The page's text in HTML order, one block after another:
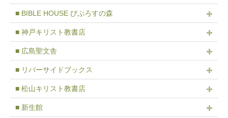
■ BIBLE HOUSE びぶろすの森
■ 神戸キリスト教書店
■ 広島聖文舎
■ リバーサイドブックス
■ 松山キリスト教書店
■ 新生館